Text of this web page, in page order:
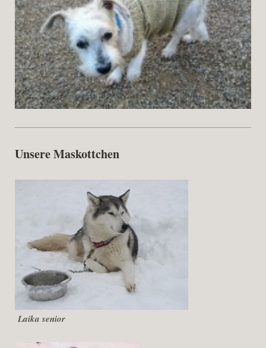
Unsere Maskottchen
Laika senior